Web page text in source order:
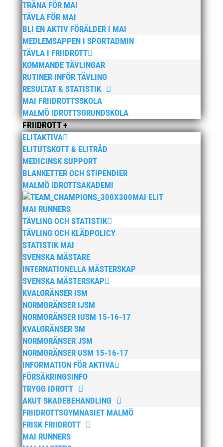
TRÄNA FÖR MAI
TÄVLA FÖR MAI
BLI EN AKTIV FÖRÄLDER I MAI
MEDLEMSAPPEN I SPORTADMIN
TÄVLA I FRIIDROTT
KOMMANDE TÄVLINGAR
RUTINER INFÖR TÄVLING
RESULTAT & STATISTIK
MAI FRIIDROTTSSKOLA
MALMÖ IDROTTSGRUNDSKOLA
FRIIDROTT +
ELITAKTIVA
ELITUTSKOTT & ELITRÅD
MEDICINSK SUPPORT
BLANKETTER OCH STIPENDIER
MALMÖ IDROTTSAKADEMI
MAI ELIT
MAI RUNNERS
TÄVLING OCH STATISTIK
TÄVLING OCH KLÄDPOLICY
STATISTIK MAI
SVENSKA MÄSTARE
INTERNATIONELLA MÄSTERSKAP
SVENSKA MÄSTERSKAP
KVALGRÄNSER ISM
NORMGRÄNSER IJSM
NORMGRÄNSER IUSM 15-16-17
KVALGRÄNSER SM
NORMGRÄNSER JSM
NORMGRÄNSER USM 15-16-17
INFORMATION FÖR AKTIVA
FÖRSÄKRINGSINFO
TRYGG IDROTT
AKUT SKADEBEHANDLING
FRIIDROTTSGYMNASIET MALMÖ
FRISK FRIIDROTT
MAI RUNNERS
Wictor i galacentrum – sedan blir det Pallasspelen
januari, 2026
Lasse Johnssons livsgärning hyllad på Friidrottsgalan
28 januari, 2026
maj 2026
april 2026
januari 2026
december 2025
november 2025
oktober 2025
augusti 2025
juli 2025
april 2025
mars 2025
januari 2025
oktober 2024
september 2024
augusti 2024
juni 2024
april 2024
mars 2024
februari 2024
januari 2024
december 2023
maj 2023
april 2023
januari 2023
november 2022
oktober 2022